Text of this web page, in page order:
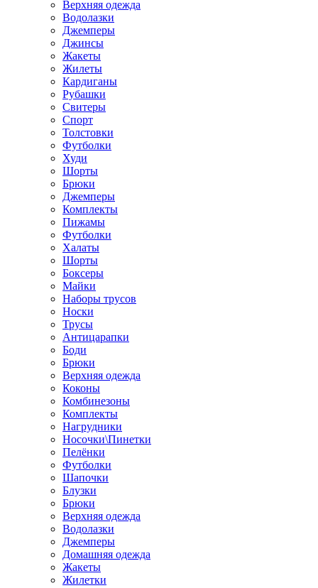
Верхняя одежда
Водолазки
Джемперы
Джинсы
Жакеты
Жилеты
Кардиганы
Рубашки
Свитеры
Спорт
Толстовки
Футболки
Худи
Шорты
Брюки
Джемперы
Комплекты
Пижамы
Футболки
Халаты
Шорты
Боксеры
Майки
Наборы трусов
Носки
Трусы
Антицарапки
Боди
Брюки
Верхняя одежда
Коконы
Комбинезоны
Комплекты
Нагрудники
Носочки\Пинетки
Пелёнки
Футболки
Шапочки
Блузки
Брюки
Верхняя одежда
Водолазки
Джемперы
Домашняя одежда
Жакеты
Жилетки